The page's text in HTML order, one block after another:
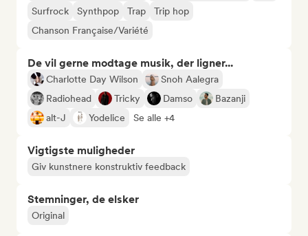
Surfrock
Synthpop Trap
Trip hop
Chanson Française/Variété
De vil gerne modtage musik, der ligner...
Charlotte Day Wilson
Snoh Aalegra
Radiohead
Tricky Damso
Bazanji
alt-J
Yodelice Se alle +4
Vigtigste muligheder
Giv kunstnere konstruktiv feedback
Stemninger, de elsker
Original